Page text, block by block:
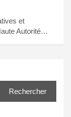
et
Autorité…
Rechercher